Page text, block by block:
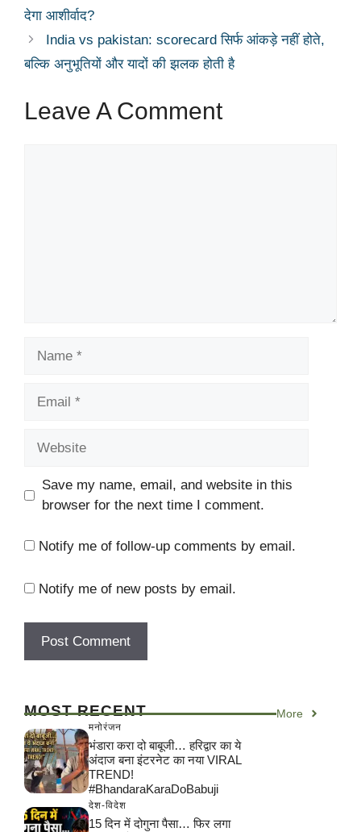
देगा आशीर्वाद?
India vs pakistan: scorecard सिर्फ आंकड़े नहीं होते,
बल्कि अनुभूतियों और यादों की झलक होती है
Leave A Comment
Save my name, email, and website in this
browser for the next time I comment.
Notify me of follow-up comments by email.
Notify me of new posts by email.
MOST RECENT More
मनोरंजन
भंडारा करा दो बाबूजी… हरिद्वार का ये
अंदाज बना इंटरनेट का नया VIRAL
TREND!
#BhandaraKaraDoBabuji
देश-विदेश
15 दिन में दोगुना पैसा… फिर लगा